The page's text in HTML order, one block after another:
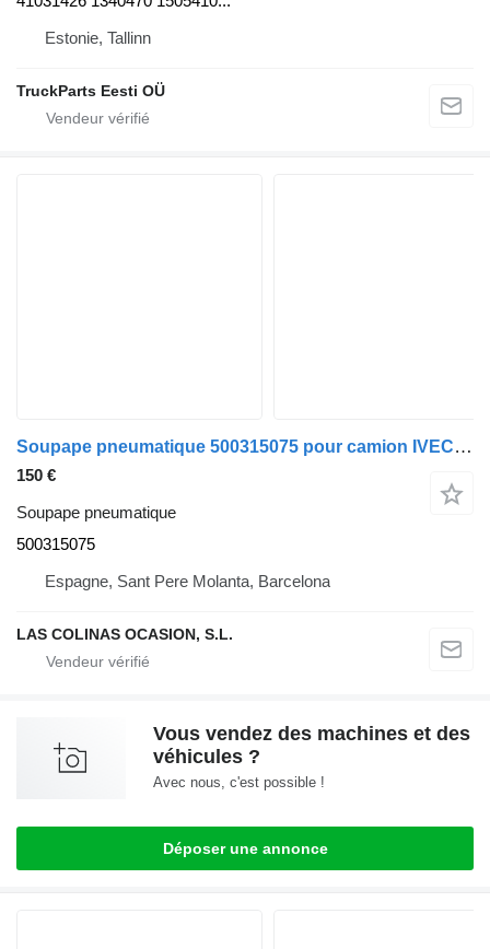
Estonie, Tallinn
TruckParts Eesti OÜ
Soupape pneumatique 500315075 pour camion IVECO EuroTech
150 €
Soupape pneumatique
500315075
Espagne, Sant Pere Molanta, Barcelona
LAS COLINAS OCASION, S.L.
Vous vendez des machines et des
véhicules ?
Avec nous, c'est possible !
Déposer une annonce